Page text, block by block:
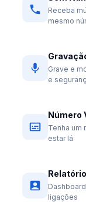
Receba
mesmo
Grave e
e
Número
Tenha um
estar lá
ligações